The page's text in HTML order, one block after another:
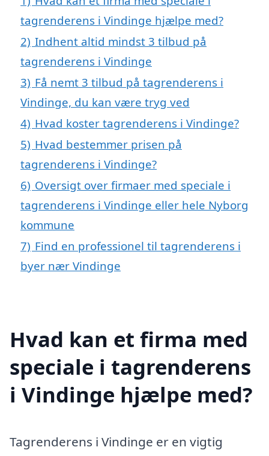
tagrenderens i Vindinge hjælpe med?
2) Indhent altid mindst 3 tilbud på
tagrenderens i Vindinge
3) Få nemt 3 tilbud på tagrenderens i
Vindinge, du kan være tryg ved
4) Hvad koster tagrenderens i Vindinge?
5) Hvad bestemmer prisen på
tagrenderens i Vindinge?
6) Oversigt over firmaer med speciale i
tagrenderens i Vindinge eller hele Nyborg
kommune
7) Find en professionel til tagrenderens i
byer nær Vindinge
Hvad kan et firma med
speciale i tagrenderens
i Vindinge hjælpe med?
Tagrenderens i Vindinge er en vigtig